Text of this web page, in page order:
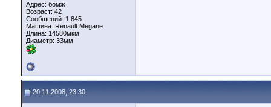
Адрес: бомж
Возраст: 42
Сообщений: 1,845
Машина: Renault Megane
Длина: 14580мкм
Диаметр: 33мм
20.11.2008, 23:30